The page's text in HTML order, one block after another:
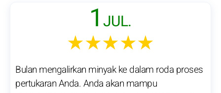
1 JUL.
★★★★★
Bulan mengalirkan minyak ke dalam roda proses
pertukaran Anda. Anda akan mampu